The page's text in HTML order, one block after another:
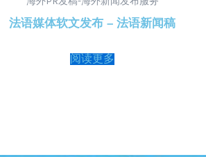
法语媒体软文发布 – 法语新闻稿
阅读更多